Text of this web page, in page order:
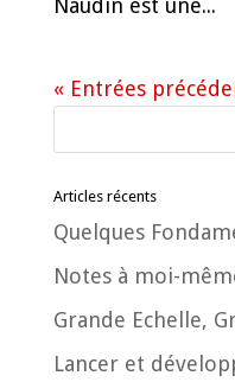
Naudin est une...
« Entrées
Articles récents
Quelques
Notes à moi-
Grande Echelle,
Lancer et